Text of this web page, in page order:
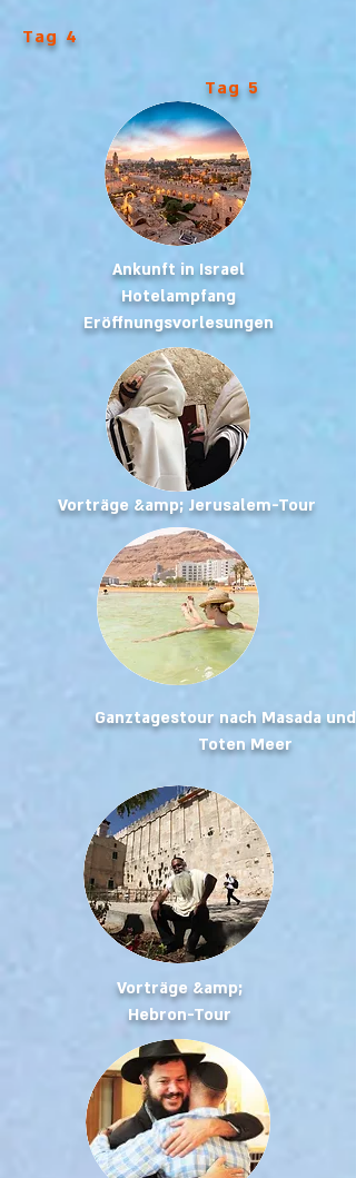
Tag 4
Tag 5
Ankunft in Israel
Hotelampfang
Eröffnungsvorlesungen
Vorträge &amp; Jerusalem-Tour
Ganztagestour nach Masada und
Toten Meer
Vorträge &amp;
Hebron-Tour